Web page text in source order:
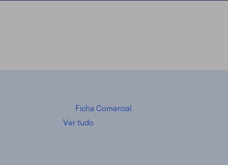
Ficha Comercial
Ver tudo